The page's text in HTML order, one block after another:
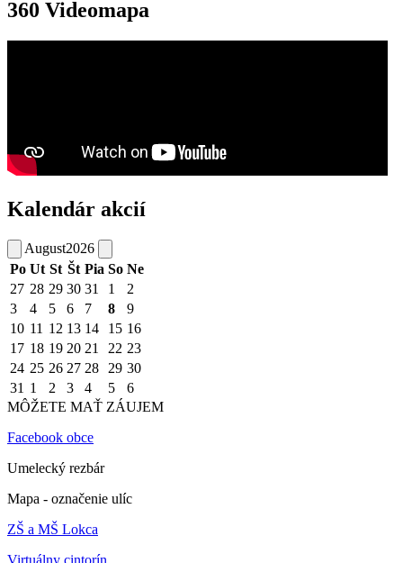
360 Videomapa
Kalendár akcií
August2026
Po Ut St Št Pia So Ne
27 28 29 30 31 1
2
3
4 5 6 7 8
9
10 11 12 13 14 15 16
17 18 19 20 21 22 23
24 25 26 27 28 29 30
31 1 2 3 4 5
6
MÔŽETE MAŤ ZÁUJEM
Facebook obce
Umelecký rezbár
Mapa - označenie ulíc
ZŠ a MŠ Lokca